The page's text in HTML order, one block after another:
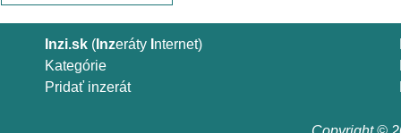
Inzi.sk ( Inzeráty nternet)
Kategórie
Pridať inzerát